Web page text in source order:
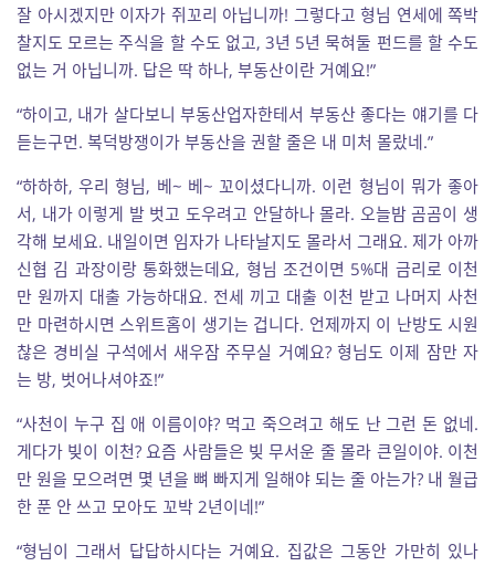
잘 아시겠지만 이자가 쥐꼬리 아닙니까! 그렇다고 형님 연세에 쪽박
찰지도 모르는 주식을 할 수도 없고, 3년 5년 묵혀둘 펀드를 할 수도
없는 거 아닙니까. 답은 딱 하나, 부동산이란 거예요!”
“하이고, 내가 살다보니 부동산업자한테서 부동산 좋다는 얘기를 다
듣는구먼. 복덕방쟁이가 부동산을 권할 줄은 내 미처 몰랐네.”
“하하하, 우리 형님, 베~ 베~ 꼬이셨다니까. 이런 형님이 뭐가 좋아
서, 내가 이렇게 발 벗고 도우려고 안달하나 몰라. 오늘밤 곰곰이 생
각해 보세요. 내일이면 임자가 나타날지도 몰라서 그래요. 제가 아까
신협 김 과장이랑 통화했는데요, 형님 조건이면 5%대 금리로 이천
만 원까지 대출 가능하대요. 전세 끼고 대출 이천 받고 나머지 사천
만 마련하시면 스위트홈이 생기는 겁니다. 언제까지 이 난방도 시원
찮은 경비실 구석에서 새우잠 주무실 거예요? 형님도 이제 잠만 자
는 방, 벗어나셔야죠!”
“사천이 누구 집 애 이름이야? 먹고 죽으려고 해도 난 그런 돈 없네.
게다가 빚이 이천? 요즘 사람들은 빚 무서운 줄 몰라 큰일이야. 이천
만 원을 모으려면 몇 년을 뼈 빠지게 일해야 되는 줄 아는가? 내 월급
한 푼 안 쓰고 모아도 꼬박 2년이네!”
“형님이 그래서 답답하시다는 거예요. 집값은 그동안 가만히 있나